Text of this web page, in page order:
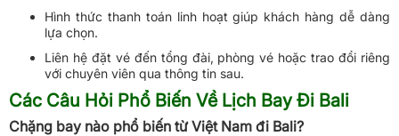
Hình thức thanh toán linh hoạt giúp khách hàng dễ dàng
lựa chọn.
Liên hệ đặt vé đến tổng đài, phòng vé hoặc trao đổi riêng
với chuyên viên qua thông tin sau.
Các Câu Hỏi Phổ Biến Về Lịch Bay Đi Bali
Chặng bay nào phổ biến từ Việt Nam đi Bali?